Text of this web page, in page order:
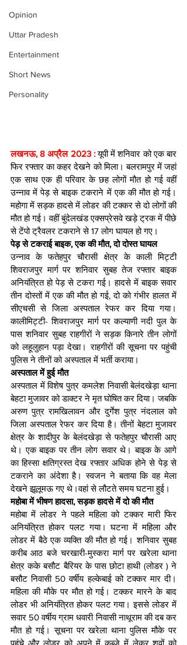
Opinion
Uttar Pradesh
Entertainment
Short News
Personality
लखनऊ, 8 अप्रैल 2023 : यूपी में शनिवार को एक बार
फिर रफ्तार का कहर देखने को मिला। बलरामपुर में जहां
एक साथ एक ही परिवार के छह लोगों मौत हो गई वहीं
उन्‍नाव में पेड़ से बाइक टकराने में एक की मौत हो गई।
महोगा में सड़क हादसे में लोडर की टक्‍कर से दो लोगों की
मौत हो गई। वहीं बुंदेलखंड एक्सप्रेसवे खड़े ट्रक में पीछे
से टेंपो ट्रैवलर टकराने से 17 लोग घायल हो गए।
पेड़ से टकराई बाइक, एक की मौत, दो दोस्त घायल
उन्नाव के फतेहपुर चौरासी क्षेत्र के काली मिट्टी
शिवराजपुर मार्ग पर शनिवार सुबह तेज रफ्तार बाइक
अनियंत्रित हो पेड़ से टकरा गई। हादसे में बाइक सवार
तीन दोस्तों में एक की मौत हो गई, दो को गंभीर हालत में
सीएचसी से जिला अस्पताल रेफर कर दिया गया।
कालीमिट्टी- शिवराजपुर मार्ग पर कल्याणी नदी पुल के
पास शनिवार सुबह राहगीरों ने सड़क किनारे तीन लोगों
को लहूलुहान पड़ा देखा। राहगीरों की सूचना पर पहुंची
पुलिस ने तीनों को अस्पताल में भर्ती कराया।
अस्‍पताल में हुई मौत
अस्‍पताल में विशेष पुत्र कमलेश निवासी बेलंदखेड़ा थाना
बेहटा मुजावर को डाक्टर ने मृत घोषित कर दिया। जबकि
अरुण पुत्र रामखिलावन और दुर्गेश पुत्र नंदलाल को
जिला अस्पताल रेफर कर दिया है। तीनों बेहटा मुजावर
क्षेत्र के शादीपुर के बेलंदखेड़ा से फतेहपुर चौरासी आए
थे। एक बाइक पर तीन लोग सवार थे। बाइक के आगे
का हिस्सा क्षतिग्रस्त देख रफ्तार अधिक होने से पेड़ से
टकराने का अंदेशा है। स्वजन ने बताया कि वह मेला
देखने झूलूमऊ गए थे।वहां से लौटते समय घटना हुई।
महोबा में भीषण हादसा, सड़क हादसे में दो की मौत
महोबा में लोडर ने पहले महिला को टक्कर मारी फिर
अनियंत्रित होकर पलट गया। घटना में महिला और
लोडर में बैठे एक व्यक्ति की मौत हो गई। शनिवार सुबह
करीब आठ बजे चरखारी-मुस्करा मार्ग पर खरेला थाना
क्षेत्र कके बसौट बैरियर के पास छोटा हाथी (लोडर ) ने
बसौट निवासी 50 वर्षीय हल्केबाई को टक्कर मार दी।
महिला की मौके पर मौत हो गई। टक्कर मारने के बाद
लोडर भी अनियंत्रित होकर पलट गया। इससे लोडर में
सवार 50 वर्षीय ग्राम धवारी निवासी नाथूराम की दब कर
मौत हो गई। सूचना पर खरेला थाना पुलिस मौके पर
पहुंचे और लोडर को अपने में कब्जे में लेकर शवों को